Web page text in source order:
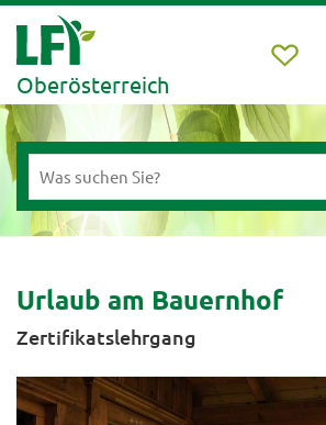
Oberösterreich
Urlaub am Bauernhof
Zertifikatslehrgang